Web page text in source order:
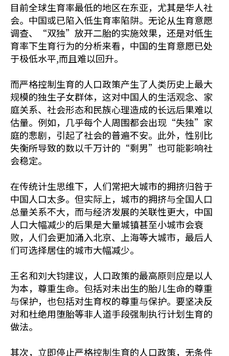
目前全球生育率最低的地区在东亚，尤其是华人社
会。中国或已陷入低生育率陷阱。无论从生育意愿
调查、“双独”放开二胎的实施效果，还是对低生
育率下生育行为的分析来看，中国的生育意愿已处
于极低水平,而且难以回升。
而严格控制生育的人口政策产生了人类历史上最大
规模的独生子女群体，这对中国人的生活观念、家
庭关系、社会形态和民族心理造成的长远后果难以
估量。例如，几乎每个人周围都会出现“失独”家
庭的悲剧，引起了社会的普遍不安。此外，性别比
失衡所导致的数以千万计的“剩男”也可能影响社
会稳定。
在传统计生思维下，人们常把大城市的拥挤归咎于
中国人口太多。但实际上，城市的拥挤与全国人口
总量关系不大，而与经济发展的关联性更大，中国
人口大幅减少的后果是大量城镇甚至小城市会衰
败，人们会更加涌入北京、上海等大城市，最后人
们可选择居住的城市大幅减少。
王名和刘大钧建议，人口政策的最高原则应是以人
为本，尊重生命。包括对未出生的胎儿生命的尊重
与保护，也包括对生育权的尊重与保护。要坚决反
对和杜绝用堕胎等非人道手段强制执行计划生育的
做法。
其次，立即停止严格控制生育的人口政策，无条件